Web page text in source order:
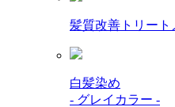
髪質改善トリート
白髪染め
- グレイカラー -